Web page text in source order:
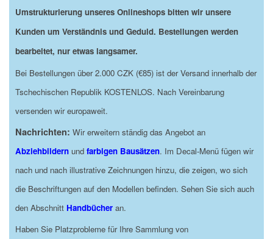
Umstrukturierung unseres Onlineshops bitten wir unsere
Kunden um Verständnis und Geduld. Bestellungen werden
bearbeitet, nur etwas langsamer.
Bei Bestellungen über 2.000 CZK (€85) ist der Versand innerhalb der
Tschechischen Republik KOSTENLOS. Nach Vereinbarung
versenden wir europaweit.
Nachrichten: Wir erweitern ständig das Angebot an
Abziehbildern und farbigen Bausätzen. Im Decal-Menü fügen wir
nach und nach illustrative Zeichnungen hinzu, die zeigen, wo sich
die Beschriftungen auf den Modellen befinden. Sehen Sie sich auch
den Abschnitt Handbücher an.
Haben Sie Platzprobleme für Ihre Sammlung von